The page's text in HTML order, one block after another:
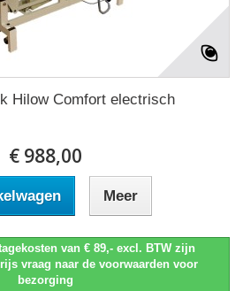
Hilow Comfort electrisch
€ 988,00
Meer
van € 89,- excl. BTW zijn
vraag naar de voorwaarden voor
bezorging